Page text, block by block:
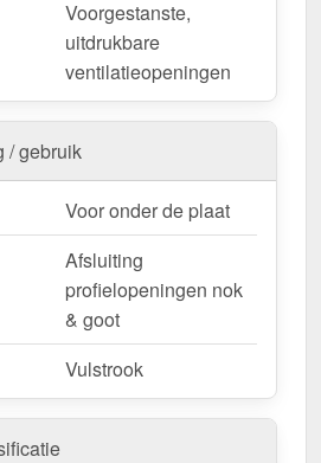
Voorgestanste,
uitdrukbare
ventilatieopeningen
/ gebruik
Voor onder de plaat
Afsluiting
profielopeningen nok
& goot
Vulstrook